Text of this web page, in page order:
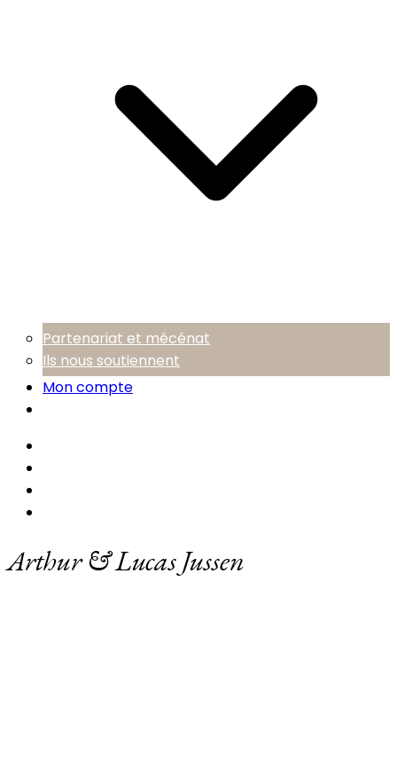
Partenariat et mécénat
Ils nous soutiennent
Mon compte
Arthur & Lucas Jussen